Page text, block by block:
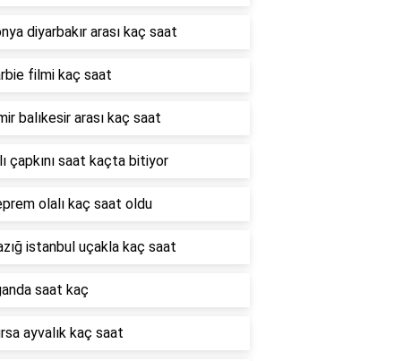
diyarbakır arası kaç saat
filmi kaç saat
balıkesir arası kaç saat
çapkını saat kaçta bitiyor
olalı kaç saat oldu
istanbul uçakla kaç saat
saat kaç
ayvalık kaç saat